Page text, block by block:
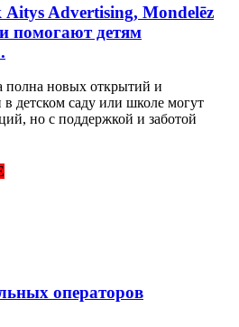
Advertising, Mondelēz
помогают детям
полна новых открытий и
детском саду или школе могут
но с поддержкой и заботой
операторов